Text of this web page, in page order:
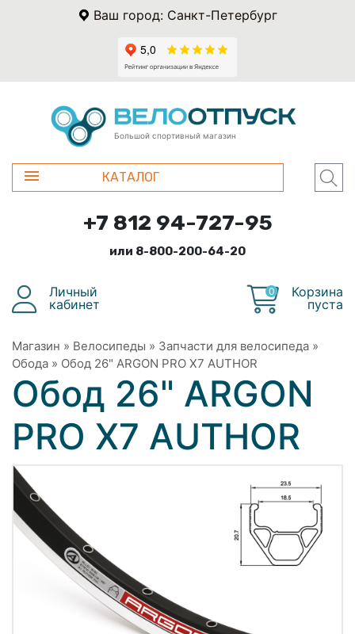
Ваш город: Санкт-Петербург
Большой спортивный магазин
КАТАЛОГ
+7 812 94-727-95
или 8-800-200-64-20
Личный
кабинет
0
Корзина
пуста
Магазин » Велосипеды » Запчасти для велосипеда »
Обода » Обод 26" ARGON PRO X7 AUTHOR
Обод 26" ARGON
PRO X7 AUTHOR